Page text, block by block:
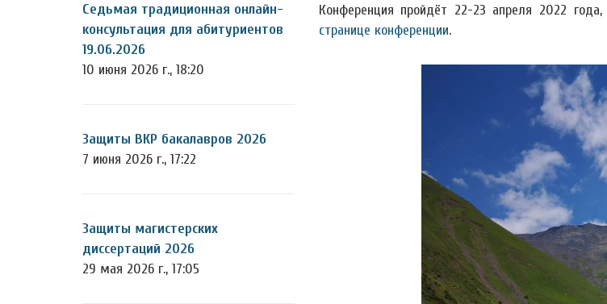
Седьмая традиционная онлайн-
консультация для абитуриентов
19.06.2026
10 июня 2026 г., 18:20
Защиты ВКР бакалавров 2026
7 июня 2026 г., 17:22
Защиты магистерских
диссертаций 2026
29 мая 2026 г., 17:05
Конференция пройдёт 22-23 апреля 2022
странице конференции.